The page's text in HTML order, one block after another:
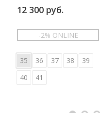
12 300 руб.
-2% ONLINE
35 36 37 38
39
40
41